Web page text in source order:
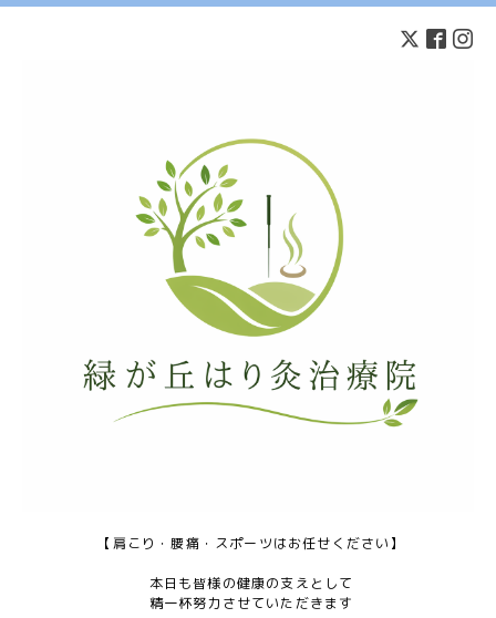
【肩こり・腰痛・スポーツはお任せください】
本日も皆様の健康の支えとして
精一杯努力させていただきます